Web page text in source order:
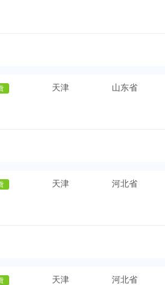
天津 山东省
天津 河北省
天津 河北省